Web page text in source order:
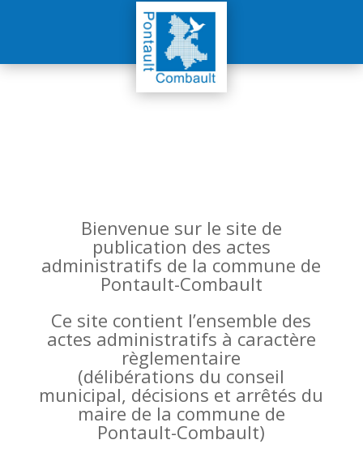
Bienvenue sur le site de
publication des actes
administratifs de la commune de
Pontault-Combault
Ce site contient l’ensemble des
actes administratifs à caractère
règlementaire
(délibérations du conseil
municipal, décisions et arrêtés du
maire de la commune de
Pontault-Combault)